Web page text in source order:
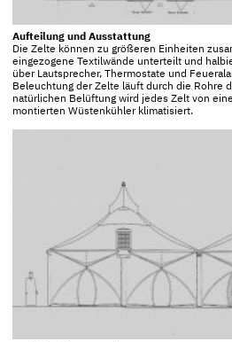
Aufteilung und Ausstattung
Die Zelte können zu größeren Einheiten
eingezogene Textilwände unterteilt und
über Lautsprecher, Thermostate und
Beleuchtung der Zelte läuft durch die Rohre
natürlichen Belüftung wird jedes Zelt von
montierten Wüstenkühler klimatisiert.